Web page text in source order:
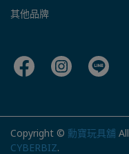
其他品牌
Copyright © 勳寶玩具舖
CYBERBIZ.